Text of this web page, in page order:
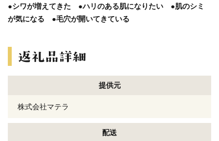
●シワが増えてきた ●ハリのある肌になりたい ●肌のシミ
が気になる ●毛穴が開いてきている
提供元
株式会社マテラ
配送